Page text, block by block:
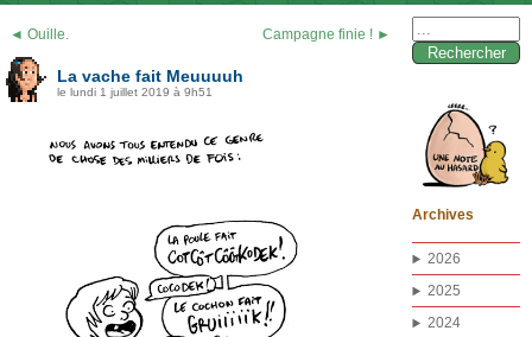
◄ Ouille. Campagne finie ! ►
La vache fait Meuuuuh
le lundi 1 juillet 2019 à 9h51
Archives
2026
2025
2024